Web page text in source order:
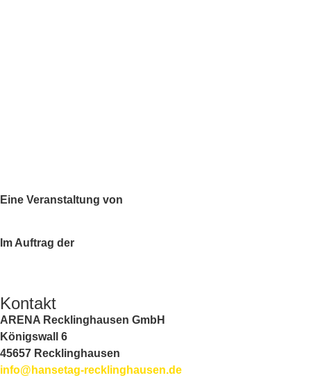
Eine Veranstaltung von
Im Auftrag der
Kontakt
ARENA Recklinghausen GmbH
Königswall 6
45657 Recklinghausen
info@hansetag-recklinghausen.de